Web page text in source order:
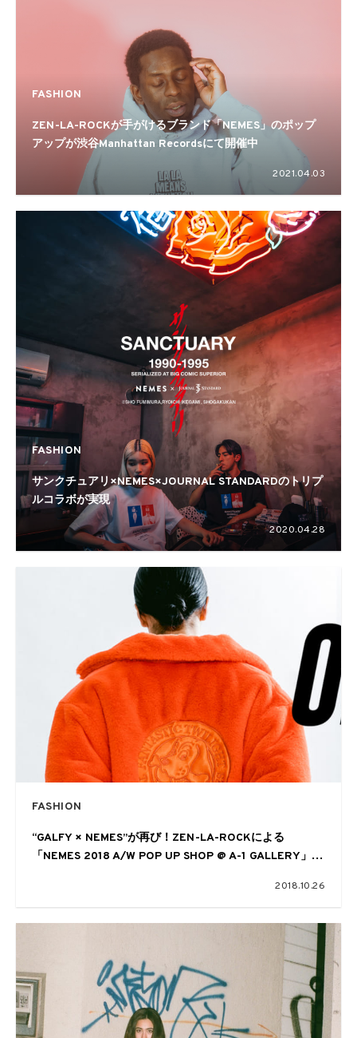
FASHION
ZEN-LA-ROCKが手がけるブランド「NEMES」のポップ
アップが渋谷Manhattan Recordsにて開催中
2021.04.03
FASHION
サンクチュアリ×NEMES×JOURNAL STANDARDのトリプ
ルコラボが実現
2020.04.28
FASHION
“GALFY × NEMES”が再び！ZEN-LA-ROCKによる
「NEMES 2018 A/W POP UP SHOP @ A-1 GALLERY」が
2018.10.26